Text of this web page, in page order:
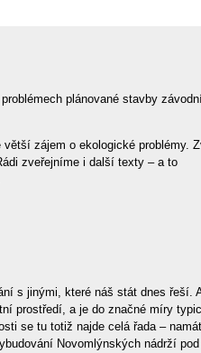
plánované stavby
zájem o ekologické problémy.
zveřejníme i další texty – a to
s jinými, které náš stát dnes řeší.
prostředí, a je do značné míry
se tu totiž najde celá řada –
Novomlýnských nádrží